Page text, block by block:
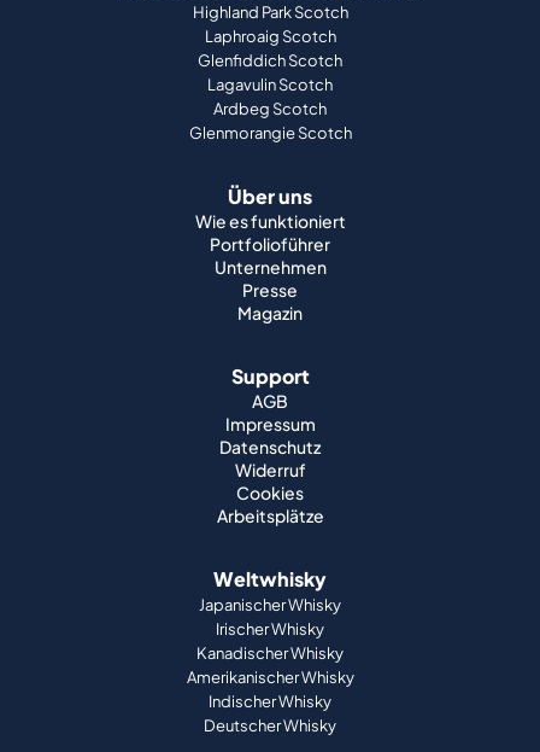
Highland Park Scotch
Laphroaig Scotch
Glenfiddich Scotch
Lagavulin Scotch
Ardbeg Scotch
Glenmorangie Scotch
Über uns
Wie es funktioniert
Portfolioführer
Unternehmen
Presse
Magazin
Support
AGB
Impressum
Datenschutz
Widerruf
Cookies
Arbeitsplätze
Weltwhisky
Japanischer Whisky
Irischer Whisky
Kanadischer Whisky
Amerikanischer Whisky
Indischer Whisky
Deutscher Whisky